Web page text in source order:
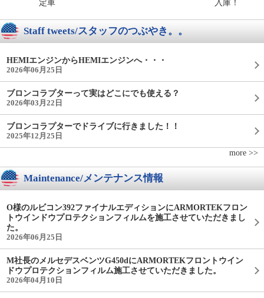
定車
入庫！
Staff tweets/スタッフのつぶやき。。
HEMIエンジンからHEMIエンジンへ・・・
2026年06月25日
ブロンコラプターって実はどこにでも使える？
2026年03月22日
ブロンコラプターでドライブに行きました！！
2025年12月25日
more >>
Maintenance/メンテナンス情報
O様のルビコン392ファイナルエディションにARMORTEKフロン
トウインドウプロテクションフィルムを施工させていただきまし
た。
2026年06月25日
M社長のメルセデスベンツG450dにARMORTEKフロントウイン
ドウプロテクションフィルム施工させていただきました。
2026年04月10日